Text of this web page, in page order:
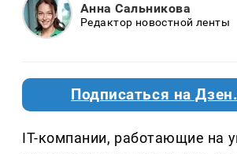
Анна Сальникова
Редактор новостной ленты
Подписаться на
IT-компании, работающие на